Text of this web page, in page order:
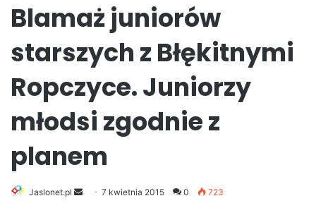
Blamaż juniorów
starszych z Błękitnymi
Ropczyce. Juniorzy
młodsi zgodnie z
planem
Jaslonet.pl 7 kwietnia 2015 0 723